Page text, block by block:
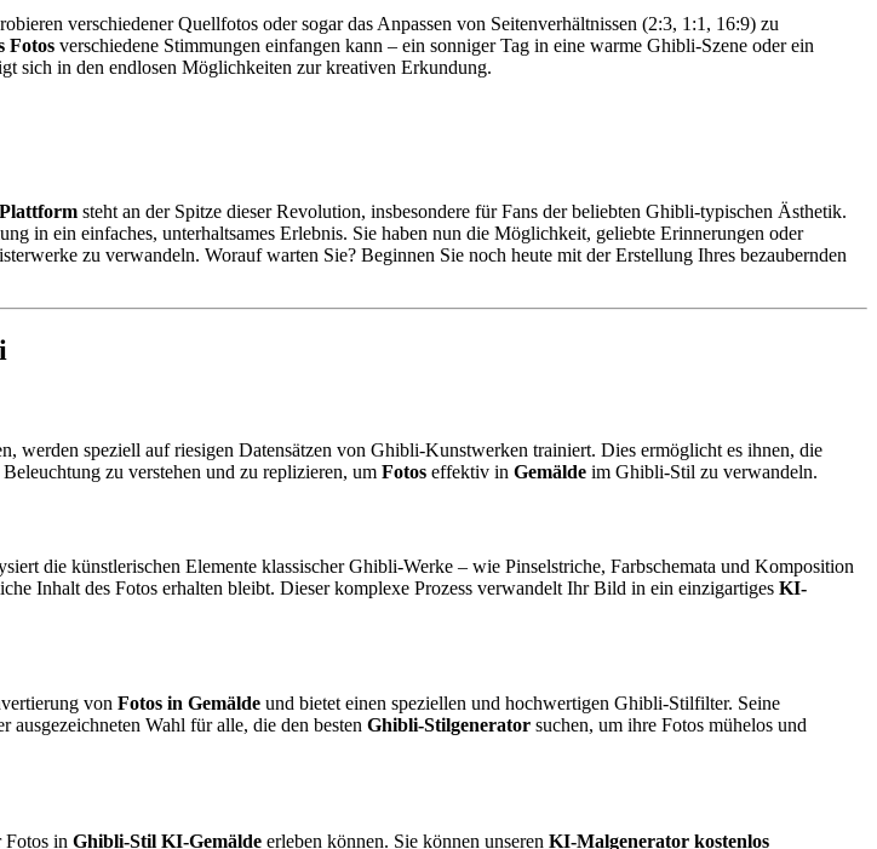
verschiedener Quellfotos oder sogar das Anpassen von Seitenverhältnissen (2:3, 1:1, 16:9) zu
Fotos verschiedene Stimmungen einfangen kann – ein sonniger Tag in eine warme Ghibli-Szene oder ein
sich in den endlosen Möglichkeiten zur kreativen Erkundung.
steht an der Spitze dieser Revolution, insbesondere für Fans der beliebten Ghibli-typischen Ästhetik.
in ein einfaches, unterhaltsames Erlebnis. Sie haben nun die Möglichkeit, geliebte Erinnerungen oder
zu verwandeln. Worauf warten Sie? Beginnen Sie noch heute mit der Erstellung Ihres bezaubernden
werden speziell auf riesigen Datensätzen von Ghibli-Kunstwerken trainiert. Dies ermöglicht es ihnen, die
zu verstehen und zu replizieren, um Fotos effektiv in Gemälde im Ghibli-Stil zu verwandeln.
die künstlerischen Elemente klassischer Ghibli-Werke – wie Pinselstriche, Farbschemata und Komposition
Inhalt des Fotos erhalten bleibt. Dieser komplexe Prozess verwandelt Ihr Bild in ein einzigartiges KI-
von Fotos in Gemälde und bietet einen speziellen und hochwertigen Ghibli-Stilfilter. Seine
Wahl für alle, die den besten Ghibli-Stilgenerator suchen, um ihre Fotos mühelos und
Fotos in Ghibli-Stil KI-Gemälde erleben können. Sie können unseren KI-Malgenerator kostenlos